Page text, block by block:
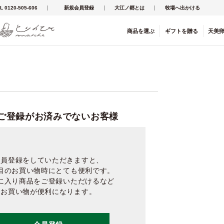
0120-505-606 新規会員登録 大江ノ郷とは 牧場へ出かける
商品を選ぶ ギフト を贈る 天美
登録がお済みでないお客様
登録をしていただきますと、
のお買い物時にとても便利です。
入り商品をご登録いただけるなど
お買い物が便利になります。